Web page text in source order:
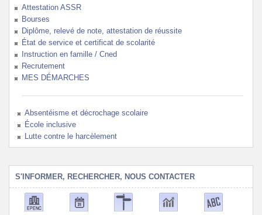
Attestation ASSR
Bourses
Diplôme, relevé de note, attestation de réussite
État de service et certificat de scolarité
Instruction en famille / Cned
Recrutement
MES DÉMARCHES
Absentéisme et décrochage scolaire
École inclusive
Lutte contre le harcèlement
S'INFORMER, RECHERCHER, NOUS CONTACTER